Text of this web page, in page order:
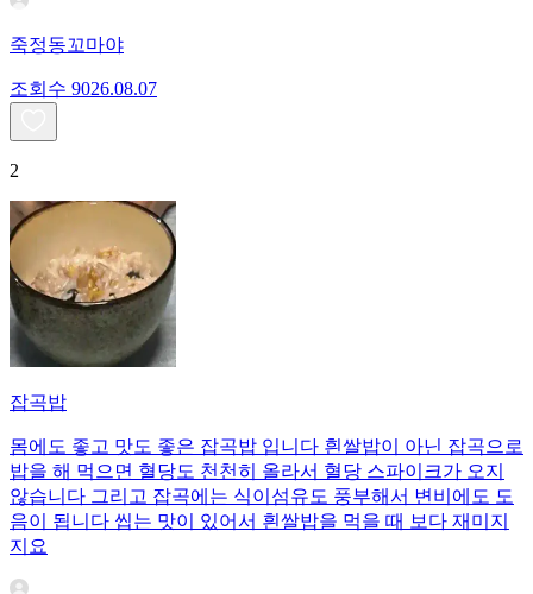
죽정동꼬마야
조회수 9026.08.07
2
잡곡밥
몸에도 좋고 맛도 좋은 잡곡밥 입니다 흰쌀밥이 아닌 잡곡으로
밥을 해 먹으면 혈당도 천천히 올라서 혈당 스파이크가 오지
않습니다 그리고 잡곡에는 식이섬유도 풍부해서 변비에도 도
음이 됩니다 씹는 맛이 있어서 흰쌀밥을 먹을 때 보다 재미지
지요